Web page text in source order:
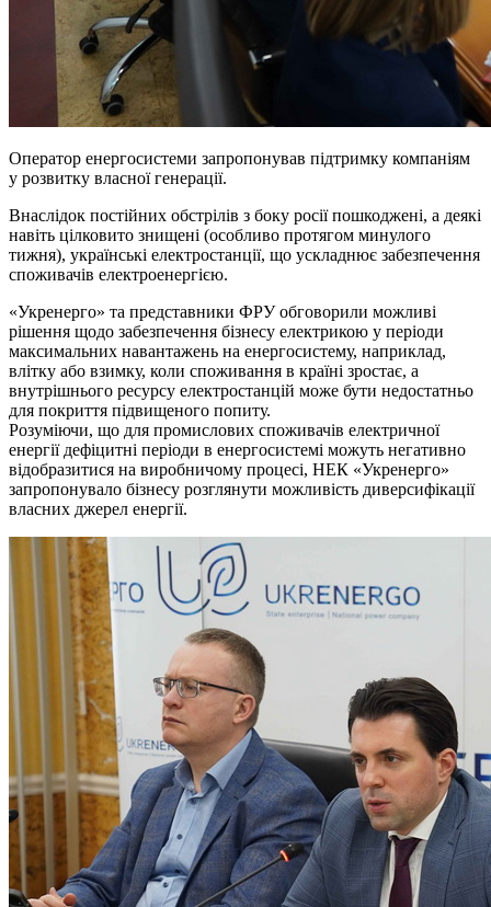
Оператор енергосистеми запропонував підтримку компаніям
у розвитку власної генерації.
Внаслідок постійних обстрілів з боку росії пошкоджені, а деякі
навіть цілковито знищені (особливо протягом минулого
тижня), українські електростанції, що ускладнює забезпечення
споживачів електроенергією.
«Укренерго» та представники ФРУ обговорили можливі
рішення щодо забезпечення бізнесу електрикою у періоди
максимальних навантажень на енергосистему, наприклад,
влітку або взимку, коли споживання в країні зростає, а
внутрішнього ресурсу електростанцій може бути недостатньо
для покриття підвищеного попиту.
Розуміючи, що для промислових споживачів електричної
енергії дефіцитні періоди в енергосистемі можуть негативно
відобразитися на виробничому процесі, НЕК «Укренерго»
запропонувало бізнесу розглянути можливість диверсифікації
власних джерел енергії.